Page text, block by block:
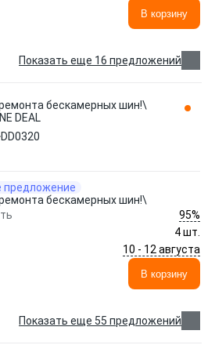
В корзину
Показать еще 16 предложений
бескамерных шин!\
DEAL
DD0320
предложение
бескамерных шин!\
95%
4 шт.
10 - 12 августа
В корзину
Показать еще 55 предложений